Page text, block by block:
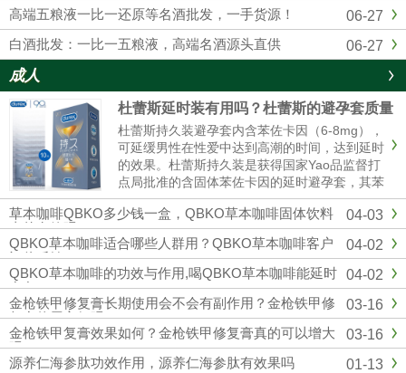
06-27
高端五粮液一比一还原等名酒批发，一手货源！
06-27
白酒批发：一比一五粮液，高端名酒源头直供
成人
杜蕾斯延时装有用吗？杜蕾斯的避孕套质量
怎么样啊
杜蕾斯持久装避孕套内含苯佐卡因（6-8mg），
可延缓男性在性爱中达到高潮的时间，达到延时
的效果。杜蕾斯持久装是获得国家Yao品监督打
点局批准的含固体苯佐卡因的延时避孕套，其苯
佐卡因浓度符合美国FDA保举浓度以及欧洲CE
标准，用起来更安心。固态苯佐卡因在有效较低
敏感度的同时不存在外漏隐患，不用担心伴侣的
快感应感染到影响。杜蕾...
04-03
草本咖啡QBKO多少钱一盒，QBKO草本咖啡固体饮料
真的有效吗
04-02
QBKO草本咖啡适合哪些人群用？QBKO草本咖啡客户
评价反馈
04-02
QBKO草本咖啡的功效与作用,喝QBKO草本咖啡能延时
多久
03-16
金枪铁甲修复膏长期使用会不会有副作用？金枪铁甲修
复膏使用方便吗？
03-16
金枪铁甲复膏效果如何？金枪铁甲修复膏真的可以增大
吗？
01-13
源养仁海参肽功效作用，源养仁海参肽有效果吗